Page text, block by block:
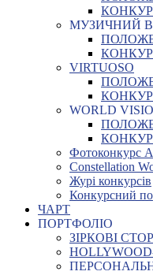
МУЗИЧНИЙ
VIRTUOSO
WORLD
Фотоконкурс
Constellation
Журі конкурсів
Конкурсний
ЧАРТ
ПОРТФОЛІО
ЗІРКОВІ